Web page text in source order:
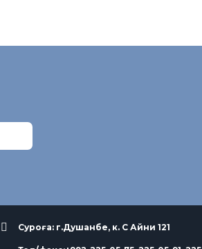
Суроға: г.Душанбе, к. С Айни 121